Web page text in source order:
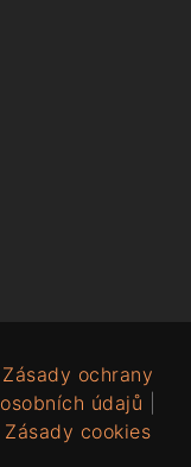
Zásady ochrany
osobních údajů
Zásady cookies